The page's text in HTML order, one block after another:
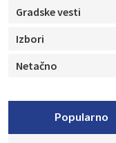
Gradske vesti
Izbori
Netačno
Popularno